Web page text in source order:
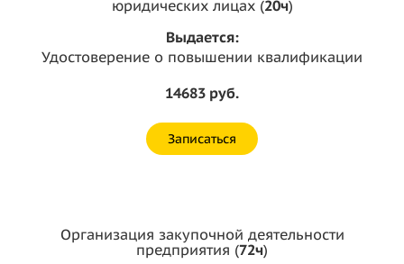
юридических лицах (20ч)
Выдается:
Удостоверение о повышении квалификации
14683 руб.
Записаться
Организация закупочной деятельности
предприятия (72ч)